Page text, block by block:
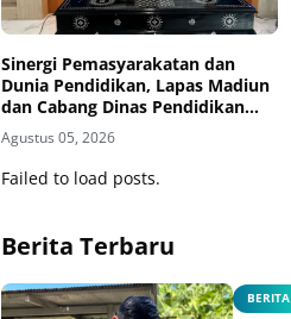
Sinergi Pemasyarakatan dan
Dunia Pendidikan, Lapas Madiun
dan Cabang Dinas Pendidikan
Wilayah Madiun Jalin Kerja Sama
Pendidikan Vokasi Teknik
Instalasi Tenaga Listrik bagi
Warga Binaan
Agustus 05, 2026
Failed to load posts.
Berita Terbaru
BERITA